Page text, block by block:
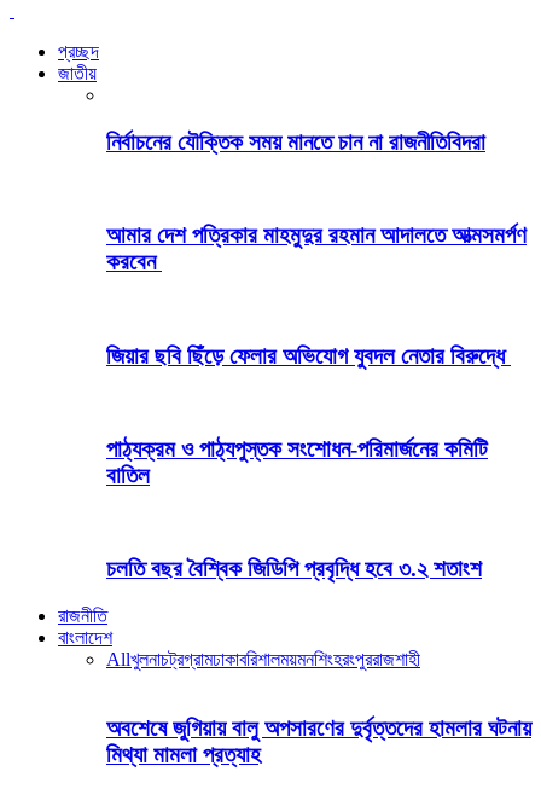
প্রচ্ছদ
জাতীয়
নির্বাচনের যৌক্তিক সময় মানতে চান না রাজনীতিবিদরা
আমার দেশ পত্রিকার মাহমুদুর রহমান আদালতে আত্মসমর্পণ
করবেন
জিয়ার ছবি ছিঁড়ে ফেলার অভিযোগ যুবদল নেতার বিরুদ্ধে
পাঠ্যক্রম ও পাঠ্যপুস্তক সংশোধন-পরিমার্জনের কমিটি
বাতিল
চলতি বছর বৈশ্বিক জিডিপি প্রবৃদ্ধি হবে ৩.২ শতাংশ
রাজনীতি
বাংলাদেশ
Allখুলনাচট্রগ্রামঢাকাবরিশালময়মনশিংহরংপুররাজশাহী
অবশেষে জুগিয়ায় বালু অপসারণের দুর্বৃত্তদের হামলার ঘটনায়
মিথ্যা মামলা প্রত্যাহ